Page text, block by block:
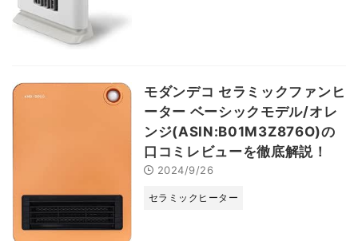
モダンデコ セラミックファンヒ
ーター ベーシックモデル/オレ
ンジ(ASIN:B01M3Z876O)の
口コミレビューを徹底解説！
2024/9/26
セラミックヒーター